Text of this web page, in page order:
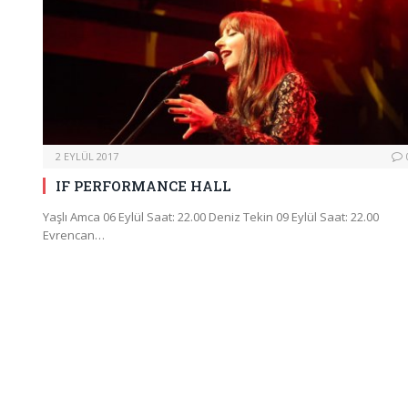
2 EYLÜL 2017
IF PERFORMANCE HALL
Yaşlı Amca 06 Eylül Saat: 22.00 Deniz Tekin 09 Eylül Saat: 22.00
Evrencan…